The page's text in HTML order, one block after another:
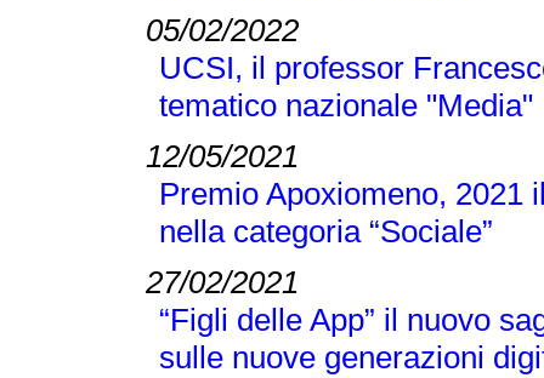
05/02/2022
UCSI, il professor
tematico nazionale "Media"
12/05/2021
Premio Apoxiomeno, 2021
nella categoria “Sociale”
27/02/2021
“Figli delle App” il nuovo
sulle nuove generazioni